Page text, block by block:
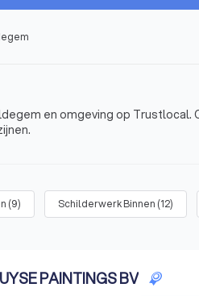
en omgeving op
(9) Schilderwerk Binnen (12)
PAINTINGS BV